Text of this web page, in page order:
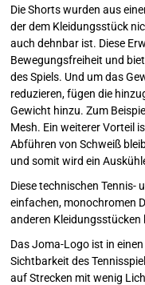
Die Shorts wurden aus
der dem Kleidungsstück
auch dehnbar ist. Diese
Bewegungsfreiheit und
des Spiels. Und um das
reduzieren, fügen die
Gewicht hinzu. Zum
Mesh. Ein weiterer Vorteil
Abführen von Schweiß
und somit wird ein
Diese technischen Tennis-
einfachen, monochromen
anderen Kleidungsstücken
Das Joma-Logo ist in
Sichtbarkeit des
auf Strecken mit wenig